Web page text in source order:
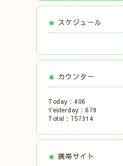
スケジュール
カウンター
Today : 406
Yesterday : 679
Total : 757314
携帯サイト